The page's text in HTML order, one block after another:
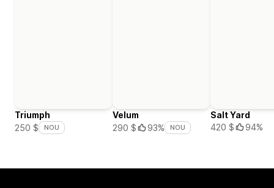
Triumph
250 $
NOU
Velum
290 $
93% NOU
Salt Yard
420 $
94%